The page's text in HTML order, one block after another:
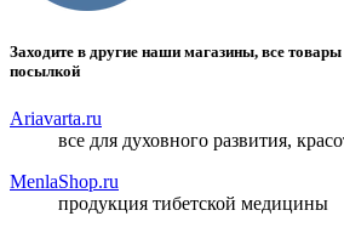
Заходите в другие наши магазины, все
посылкой
Ariavarta.ru
все для духовного развития,
MenlaShop.ru
продукция тибетской медицины